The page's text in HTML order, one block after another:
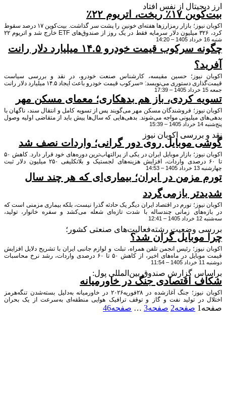
از نفس افتاد
اتریوم ۲۲٪
اکوبان نیوز؛ بازار رمزارزها هفته‌ای خونین را پشت سر گذاشت. بیت‌کوین ۱۷ درصد سقوط
کرد، ۳۲۶ میلیون دلار سرمایه فقط در یک روز از صندوق‌های ETF خارج شد و اتریوم ۲۲
ارزش خود را از دست داد.
چگونه سرکوب قیمت خودرو ۱۴.۵ میلیارد دلار رانت
نیوز؛ حسین مقیسه، کارشناس صنعت خودرو، در نقد و بررسی سیاست
قیمت‌گذاری دستوری می‌نویسد: «سرکوب قیمت خودرو باعث ایجاد ۱۴.۵ میلیارد دلار رانت
و کاهش درآمد مالیاتی دولت شده است».
کردی، باز هم بدهکاری؛ معمای مسکن مهر
نیوز؛ فروشندگان مسکن مهر می‌گویند پس از تسویه کامل و انتقال سند، ناگهان با
میلیونی مواجه می‌شوند. بدهی‌هایی که سال‌ها پیش باید از متقاضی اولیه وصول
اکنون با سود روزشمار از خریداران جدید طلب می‌شود.
بررسی اکوبان نیوز
موبایل روی دور گرانی؛ واردات نصف شد
اکوبان نیوز؛ بازار موبایل ایران در یکی از پرالتهاب‌ترین دوره‌های خود قرار دارد. کاهش ۵۰
تا ۶۰ درصدی واردات، افزایش هزینه‌های لجستیک و بلاتکلیفی ۲۵۰ میلیون دلار ثبت
بالا برده است.
14:53
مزمن در ایران؛ بیماری‌ای که هر چند سال
بازمی‌گردد
نیوز؛ تورم در اقتصاد ایران دیگر یک حادثه گذرا نیست، بلکه بیماری مزمنی است که
زمانی چندساله با شدت تازه‌ای شعله می‌کشد و سفره خانوار، تولید،
و اعتماد عمومی را فرسوده‌تر از پیش می‌کند.
وضعیت رشته‌فعالیت‌های صنعتی کشور؛
گران شد؟
نیوز؛ رئیس انجمن تلفن همراه، تبلت و لوازم جانبی ایران با تشریح دلایل افزایش
قیمت موبایل در ماه‌های اخیر، از کاهش ۵۰ تا ۶۰ درصدی واردات، رشد نرخ محاسبات
افزایش هزینه‌های لجستیک و گرانی جهانی قطعات به‌عنوان چهار عامل اصلی
بازار تلفن همراه نام برد و عنوان کرد که تداوم مشکلات ارزی و محدودیت‌های
می‌تواند این بازار را با چالش هایی مواجه کند.
گزارش صندوق بین‌المللی پول:
اقتصادی جنگ در خاورمیانه
اکوبان نیوز؛ جنگ آغازشده در ۲۸فوریه۲۰۲۶ در خاورمیانه به‌دلیل بسته‌شدن تنگه‌هرمز
در تولید نفت و گاز و توقف ترافیک هوایی منطقه‌ای به‌سرعت از یک بحران
به‌شوکی جهانی تبدیل شد.1 صفحه 2 صفحه 3
… صفحه 46